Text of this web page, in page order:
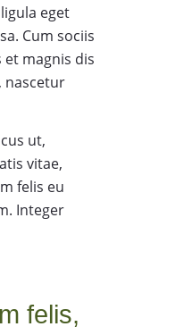
eget
Cum sociis
magnis dis
, nascetur
ut,
vitae,
felis eu
Integer
felis,